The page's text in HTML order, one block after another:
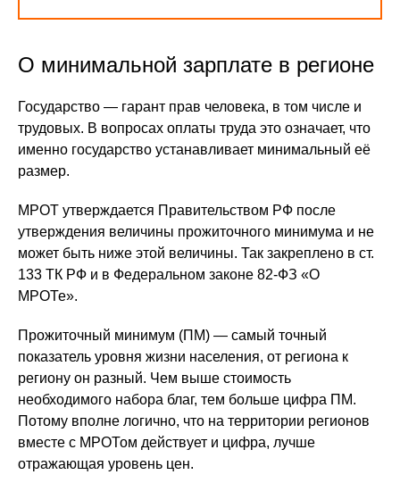
О минимальной зарплате в регионе
Государство — гарант прав человека, в том числе и
трудовых. В вопросах оплаты труда это означает, что
именно государство устанавливает минимальный её
размер.
МРОТ утверждается Правительством РФ после
утверждения величины прожиточного минимума и не
может быть ниже этой величины. Так закреплено в ст.
133 ТК РФ и в Федеральном законе 82-ФЗ «О
МРОТе».
Прожиточный минимум (ПМ) — самый точный
показатель уровня жизни населения, от региона к
региону он разный. Чем выше стоимость
необходимого набора благ, тем больше цифра ПМ.
Потому вполне логично, что на территории регионов
вместе с МРОТом действует и цифра, лучше
отражающая уровень цен.